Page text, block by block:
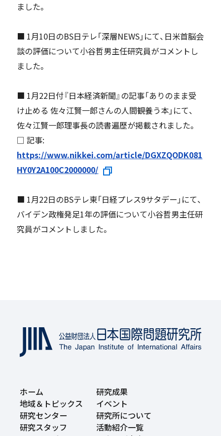
ました。
■ 1月10日のBS日テレ「深層NEWS」にて、日米首脳会
談の評価について小谷哲男主任研究員がコメントし
ました。
■ 1月22日付『日本経済新聞』の記事「ありのまま受
け止める 佐々江賢一郎さんの人間観養う本」にて、
佐々江賢一郎理事長の読書遍歴が掲載されました。
□ 記事:
https://www.nikkei.com/article/DGXZQODK081
HY0Y2A100C2000000/
■ 1月22日のBSテレ東「日経プレス9サタデー」にて、
バイデン政権発足1年の評価について小谷哲男主任研
究員がコメントしました。
ホーム
研究成果
地域＆トピックス
イベント
研究センター
研究所について
研究スタッフ
活動紹介一覧